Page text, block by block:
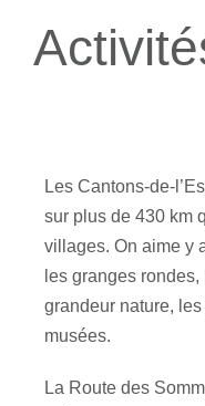
Les Cantons-de-
sur plus de 430 km
villages. On aime y
les granges
grandeur nature,
musées.
La Route des